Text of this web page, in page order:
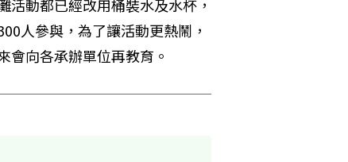
動都已經改用桶裝水及水杯，
人參與，為了讓活動更熱鬧，
會向各承辦單位再教育。